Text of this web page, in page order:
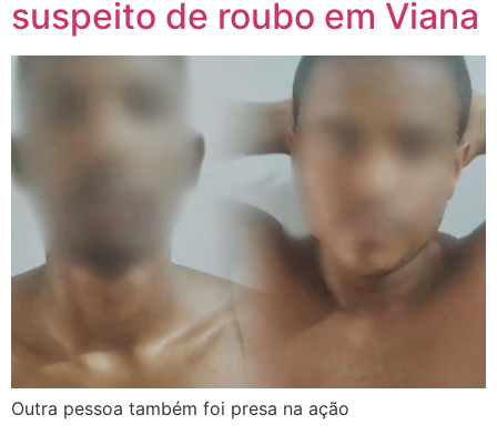
suspeito de roubo em Viana
Outra pessoa também foi presa na ação